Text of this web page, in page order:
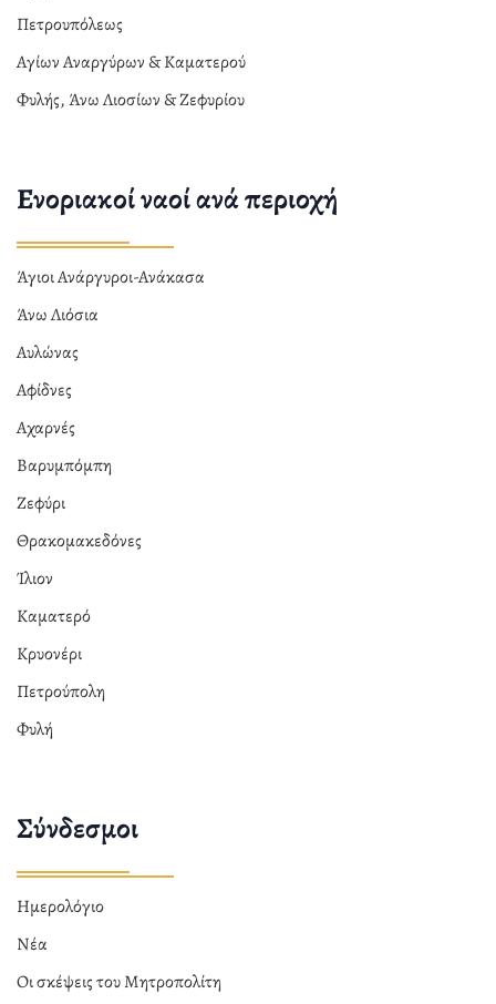
Πετρουπόλεως
Αγίων Αναργύρων & Καματερού
Φυλής, Άνω Λιοσίων & Ζεφυρίου
Ενοριακοί ναοί ανά περιοχή
Άγιοι Ανάργυροι-Ανάκασα
Άνω Λιόσια
Αυλώνας
Αφίδνες
Αχαρνές
Βαρυμπόμπη
Ζεφύρι
Θρακομακεδόνες
Ίλιον
Καματερό
Κρυονέρι
Πετρούπολη
Φυλή
Σύνδεσμοι
Ημερολόγιο
Νέα
Οι σκέψεις του Μητροπολίτη